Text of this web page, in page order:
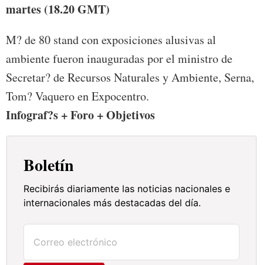
martes (18.20 GMT)
M? de 80 stand con exposiciones alusivas al
ambiente fueron inauguradas por el ministro de
Secretar? de Recursos Naturales y Ambiente, Serna,
Tom? Vaquero en Expocentro.
Infograf?s + Foro + Objetivos
Boletín
Recibirás diariamente las noticias nacionales e
internacionales más destacadas del día.